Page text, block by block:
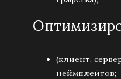
(клиент,
неймплейтов;